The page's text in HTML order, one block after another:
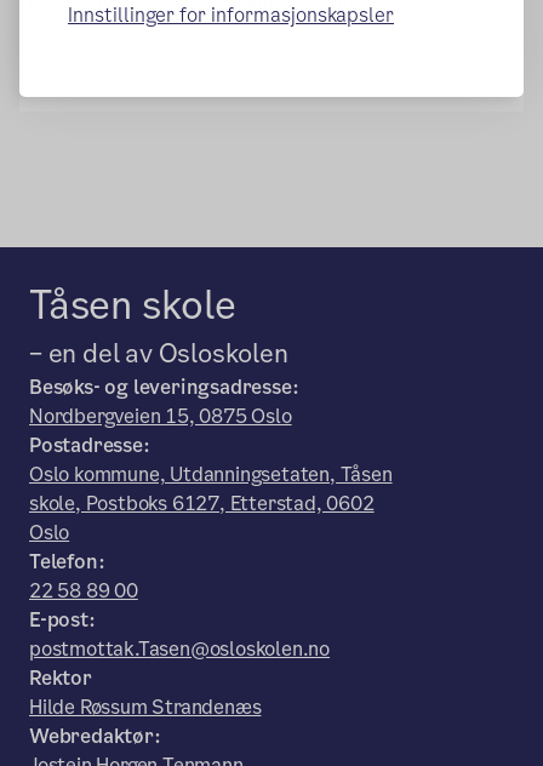
Innstillinger for informasjonskapsler
Tåsen skole
– en del av Osloskolen
Besøks- og leveringsadresse:
Nordbergveien 15, 0875 Oslo
Postadresse:
Oslo kommune, Utdanningsetaten, Tåsen
skole, Postboks 6127, Etterstad, 0602
Oslo
Telefon:
22 58 89 00
E-post:
postmottak.Tasen@osloskolen.no
Rektor
Hilde Røssum Strandenæs
Webredaktør: